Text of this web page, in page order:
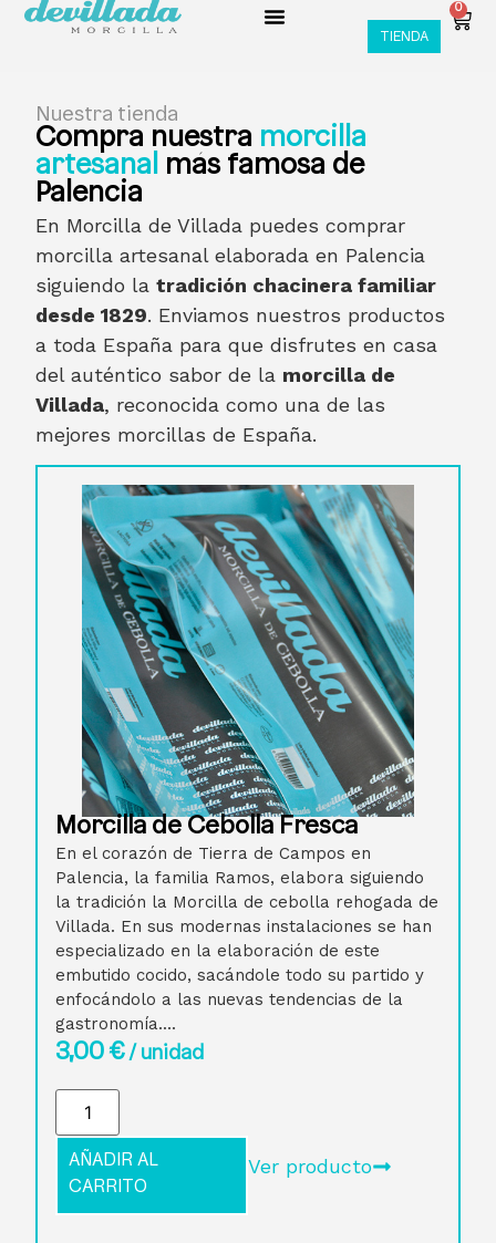
TIENDA
0
Nuestra tienda
Compra nuestra morcilla
artesanal más famosa de
Palencia
En Morcilla de Villada puedes comprar
morcilla artesanal elaborada en Palencia
siguiendo la tradición chacinera familiar
desde 1829. Enviamos nuestros productos
a toda España para que disfrutes en casa
del auténtico sabor de la morcilla de
Villada, reconocida como una de las
mejores morcillas de España.
Morcilla de Cebolla Fresca
En el corazón de Tierra de Campos en
Palencia, la familia Ramos, elabora siguiendo
la tradición la Morcilla de cebolla rehogada de
Villada. En sus modernas instalaciones se han
especializado en la elaboración de este
embutido cocido, sacándole todo su partido y
enfocándolo a las nuevas tendencias de la
gastronomía....
3,00€/ unidad
AÑADIR AL
CARRITO
Ver producto